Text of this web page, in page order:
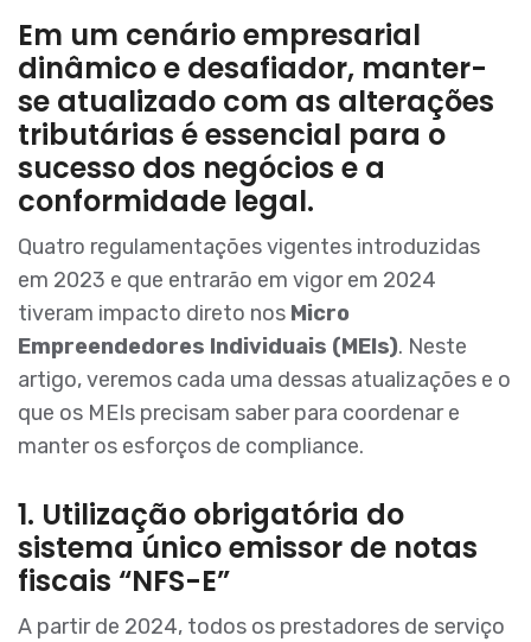
Em um cenário empresarial
dinâmico e desafiador, manter-
se atualizado com as alterações
tributárias é essencial para o
sucesso dos negócios e a
conformidade legal.
Quatro regulamentações vigentes introduzidas
em 2023 e que entrarão em vigor em 2024
tiveram impacto direto nos Micro
Empreendedores Individuais (MEIs). Neste
artigo, veremos cada uma dessas atualizações e o
que os MEIs precisam saber para coordenar e
manter os esforços de compliance.
1. Utilização obrigatória do
sistema único emissor de notas
fiscais “NFS-E”
A partir de 2024, todos os prestadores de serviço